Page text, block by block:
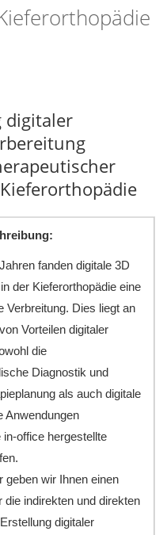
digitaler
fanden digitale 3D
der Kieferorthopädie eine
Verbreitung. Dies liegt an
Vorteilen digitaler
die
Diagnostik und
als auch digitale
Anwendungen
in-office hergestellte
geben wir Ihnen einen
die indirekten und direkten
digitaler